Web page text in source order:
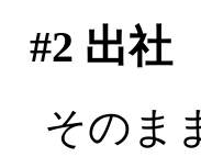
#2 出社
そのま